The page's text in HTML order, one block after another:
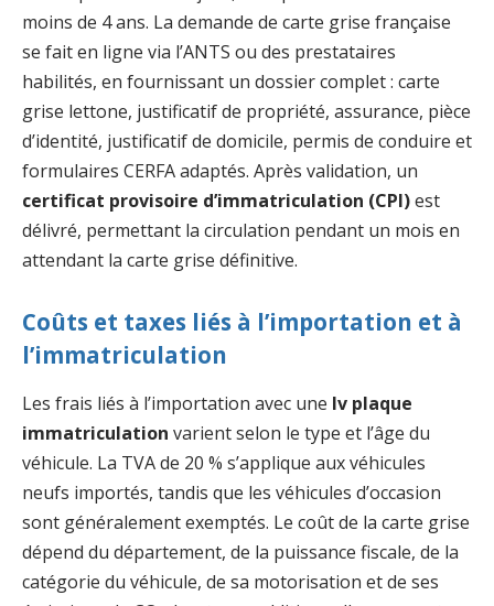
moins de 4 ans. La demande de carte grise française
se fait en ligne via l’ANTS ou des prestataires
habilités, en fournissant un dossier complet : carte
grise lettone, justificatif de propriété, assurance, pièce
d’identité, justificatif de domicile, permis de conduire et
formulaires CERFA adaptés. Après validation, un
certificat provisoire d’immatriculation (CPI)est
délivré, permettant la circulation pendant un mois en
attendant la carte grise définitive.
Coûts et taxes liés à l’importation et à
l’immatriculation
Les frais liés à l’importation avec une lv plaque
immatriculation varient selon le type et l’âge du
véhicule. La TVA de 20 % s’applique aux véhicules
neufs importés, tandis que les véhicules d’occasion
sont généralement exemptés. Le coût de la carte grise
dépend du département, de la puissance fiscale, de la
catégorie du véhicule, de sa motorisation et de ses